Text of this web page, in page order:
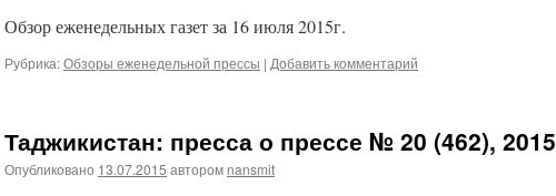
Обзор еженедельных газет за 16 июля 2015г.
Рубрика:Обзоры еженедельной прессы | Добавить комментарий
Таджикистан: пресса о прессе № 20 (462), 2015
Опубликовано 13.07.2015 автором nansmit